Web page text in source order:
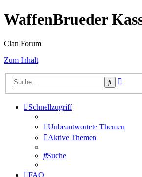
WaffenBrueder
Clan Forum
Zum Inhalt
Suche
Schnellzugriff
Unbeantwortete Themen
Aktive Themen
Suche
FAQ